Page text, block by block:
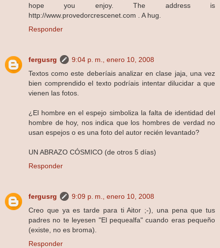
hope you enjoy. The address is
http://www.provedorcrescenet.com . A hug.
Responder
fergusrg
9:04 p. m., enero 10, 2008
Textos como este deberíais analizar en clase jaja, una vez
bien comprendido el texto podríais intentar dilucidar a que
vienen las fotos.
¿El hombre en el espejo simboliza la falta de identidad del
hombre de hoy, nos indica que los hombres de verdad no
usan espejos o es una foto del autor recién levantado?
UN ABRAZO CÓSMICO (de otros 5 días)
Responder
fergusrg
9:09 p. m., enero 10, 2008
Creo que ya es tarde para ti Aitor ;-), una pena que tus
padres no te leyesen "El pequealfa" cuando eras pequeño
(existe, no es broma).
Responder